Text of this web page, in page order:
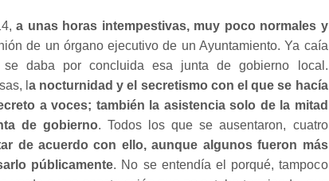
a unas horas intempestivas, muy poco normales y
de un órgano ejecutivo de un Ayuntamiento. Ya caía
se daba por concluida esa junta de gobierno local.
l a nocturnidad y el secretismo con el que se hacía
a voces; también la asistencia solo de la mitad
de gobierno. Todos los que se ausentaron, cuatro
de acuerdo con ello, aunque algunos fueron más
públicamente. No se entendía el porqué, tampoco